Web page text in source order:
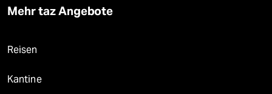
Mehr taz Angebote
Reisen
Kantine